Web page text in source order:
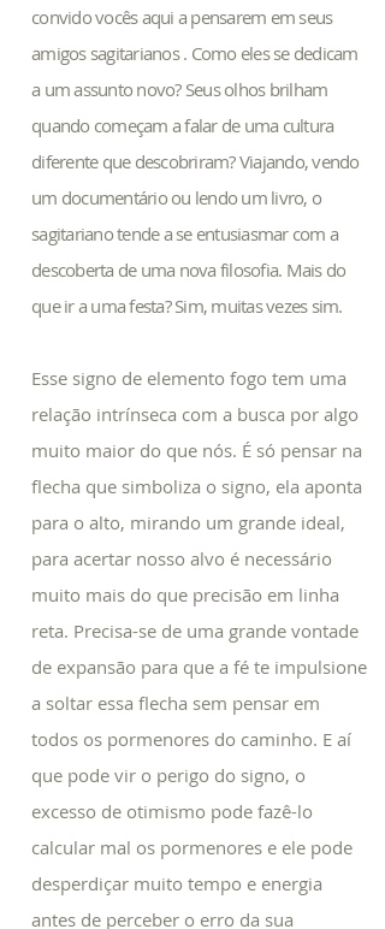
convido vocês aqui a pensarem em seus
amigos sagitarianos . Como eles se dedicam
a um assunto novo? Seus olhos brilham
quando começam a falar de uma cultura
diferente que descobriram? Viajando, vendo
um documentário ou lendo um livro, o
sagitariano tende a se entusiasmar com a
descoberta de uma nova filosofia. Mais do
que ir a uma festa? Sim, muitas vezes sim.
Esse signo de elemento fogo tem uma
relação intrínseca com a busca por algo
muito maior do que nós. É só pensar na
flecha que simboliza o signo, ela aponta
para o alto, mirando um grande ideal,
para acertar nosso alvo é necessário
muito mais do que precisão em linha
reta. Precisa-se de uma grande vontade
de expansão para que a fé te impulsione
a soltar essa flecha sem pensar em
todos os pormenores do caminho. E aí
que pode vir o perigo do signo, o
excesso de otimismo pode fazê-lo
calcular mal os pormenores e ele pode
desperdiçar muito tempo e energia
antes de perceber o erro da sua